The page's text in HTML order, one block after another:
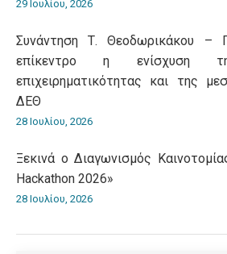
29 Ιουλίου, 2026
Συνάντηση Τ. Θεοδωρικάκου –
επίκεντρο η ενίσχυση
επιχειρηματικότητας και της
ΔΕΘ
28 Ιουλίου, 2026
Ξεκινά ο Διαγωνισμός
Hackathon 2026»
28 Ιουλίου, 2026